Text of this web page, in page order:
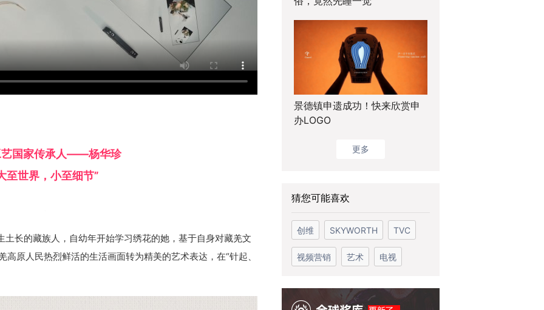
艺国家传承人——杨华珍
至世界，小至细节”
景德镇申遗成功！快来欣赏申
办LOGO
更多
猜您可能喜欢
创维 SKYWORTH TVC
视频营销 艺术 电视